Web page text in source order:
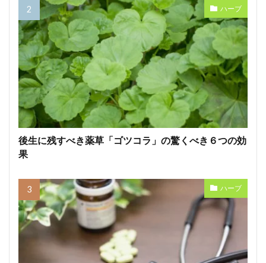
ハーブ
後生に残すべき薬草「ゴツコラ」の驚くべき６つの効
果
ハーブ